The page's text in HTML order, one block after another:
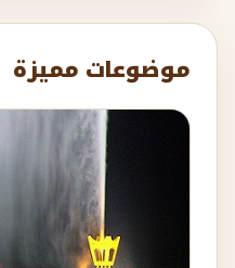
موضوعات مميزة